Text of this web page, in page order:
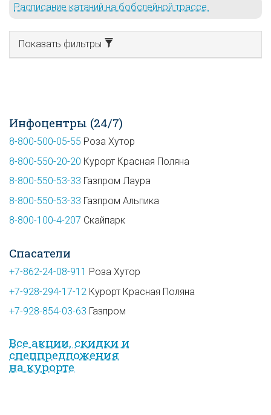
Расписание катаний на бобслейной трассе.
Показать фильтры
Инфоцентры (24/7)
8-800-500-05-55 Роза Хутор
8-800-550-20-20 Курорт Красная Поляна
8-800-550-53-33 Газпром Лаура
8-800-550-53-33 Газпром Альпика
8-800-100-4-207 Скайпарк
Спасатели
+7-862-24-08-911 Роза Хутор
+7-928-294-17-12 Курорт Красная Поляна
+7-928-854-03-63 Газпром
Все акции, скидки и
спец­предложе­ния
на курорте